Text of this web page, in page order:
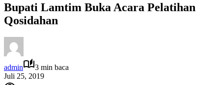
Bupati Lamtim Buka Acara Pelatihan
Qosidahan
admin
3 min baca
Juli 25, 2019